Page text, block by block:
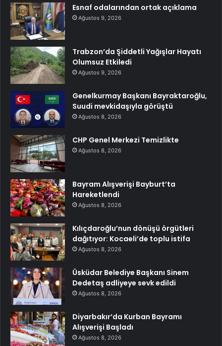
Esnaf odalarından ortak açıklama
Ağustos 9, 2026
Trabzon’da Şiddetli Yağışlar Hayatı
Olumsuz Etkiledi
Ağustos 9, 2026
Genelkurmay Başkanı Bayraktaroğlu,
Suudi mevkidaşıyla görüştü
Ağustos 8, 2026
CHP Genel Merkezi Temizlikte
Ağustos 8, 2026
Bayram Alışverişi Bayburt’ta
Hareketlendi
Ağustos 8, 2026
Kılıçdaroğlu’nun dönüşü örgütleri
dağıtıyor: Kocaeli’de toplu istifa
Ağustos 8, 2026
Üsküdar Belediye Başkanı Sinem
Dedetaş adliyeye sevk edildi
Ağustos 8, 2026
Diyarbakır’da Kurban Bayramı
Alışverişi Başladı
Ağustos 8, 2026